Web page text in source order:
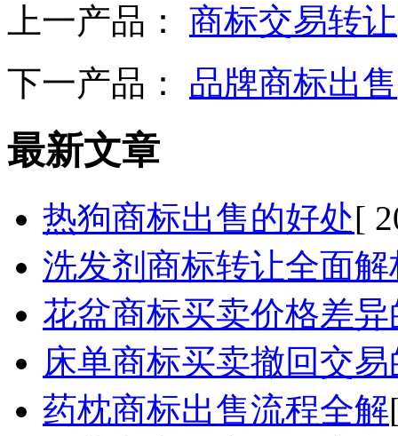
上一产品： 商标交易转让
下一产品： 品牌商标出售
最新文章
热狗商标出售的好处[
洗发剂商标转让全面
花盆商标买卖价格差
床单商标买卖撤回交
药枕商标出售流程全解